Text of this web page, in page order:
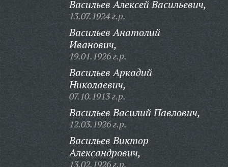
Васильев Алексей Васильевич,
13.07.1924 г.р.
Васильев Анатолий
Иванович,
19.01.1926 г.р.
Васильев Аркадий
Николаевич,
07.10.1913 г.р.
Васильев Василий Павлович,
12.03.1926 г.р.
Васильев Виктор
Александрович,
13.02.1926 г.р.